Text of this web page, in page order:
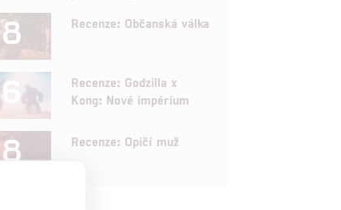
8 Recenze: Občanská válka
6
Recenze: Godzilla x
Kong: Nové impérium
8 Recenze: Opičí muž